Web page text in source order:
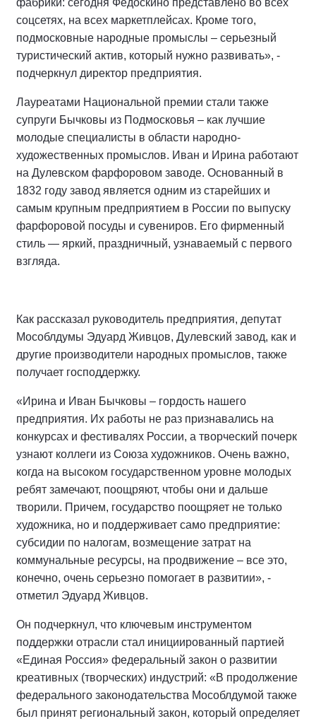
фабрики: сегодня Федоскино представлено во всех
соцсетях, на всех маркетплейсах. Кроме того,
подмосковные народные промыслы – серьезный
туристический актив, который нужно развивать», -
подчеркнул директор предприятия.
Лауреатами Национальной премии стали также
супруги Бычковы из Подмосковья – как лучшие
молодые специалисты в области народно-
художественных промыслов. Иван и Ирина работают
на Дулевском фарфоровом заводе. Основанный в
1832 году завод является одним из старейших и
самым крупным предприятием в России по выпуску
фарфоровой посуды и сувениров. Его фирменный
стиль — яркий, праздничный, узнаваемый с первого
взгляда.
Как рассказал руководитель предприятия, депутат
Мособлдумы Эдуард Живцов, Дулевский завод, как и
другие производители народных промыслов, также
получает господдержку.
«Ирина и Иван Бычковы – гордость нашего
предприятия. Их работы не раз признавались на
конкурсах и фестивалях России, а творческий почерк
узнают коллеги из Союза художников. Очень важно,
когда на высоком государственном уровне молодых
ребят замечают, поощряют, чтобы они и дальше
творили. Причем, государство поощряет не только
художника, но и поддерживает само предприятие:
субсидии по налогам, возмещение затрат на
коммунальные ресурсы, на продвижение – все это,
конечно, очень серьезно помогает в развитии», -
отметил Эдуард Живцов.
Он подчеркнул, что ключевым инструментом
поддержки отрасли стал инициированный партией
«Единая Россия» федеральный закон о развитии
креативных (творческих) индустрий: «В продолжение
федерального законодательства Мособлдумой также
был принят региональный закон, который определяет